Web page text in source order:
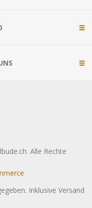
Alle Rechte
Inklusive Versand